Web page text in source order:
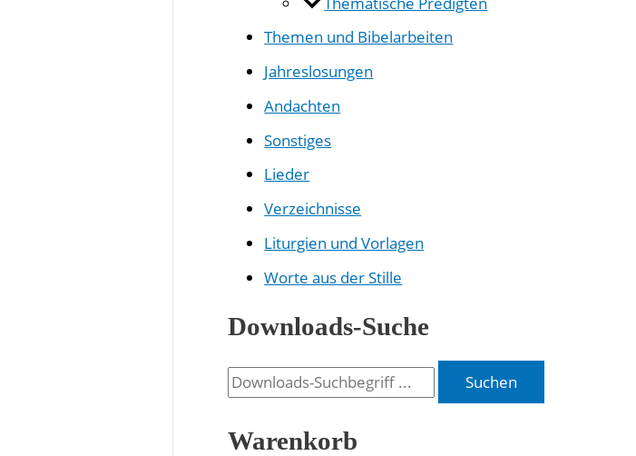
Themen und Bibelarbeiten
Jahreslosungen
Andachten
Sonstiges
Lieder
Verzeichnisse
Liturgien und Vorlagen
Worte aus der Stille
Downloads-Suche
Suchen
Warenkorb